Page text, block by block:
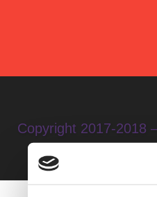
Copyright 2017-2018